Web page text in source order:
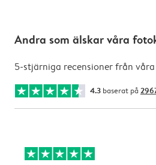
Andra som älskar våra
5-stjärniga recensioner från
4.3 baserat på